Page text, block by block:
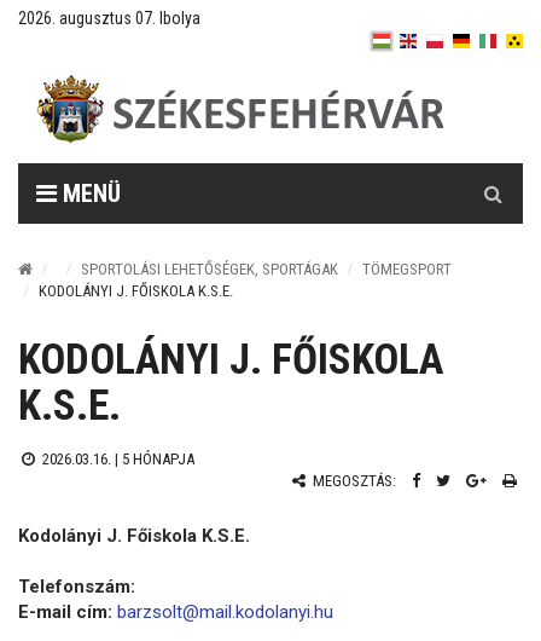
2026. augusztus 07. Ibolya
MENÜ
SPORTOLÁSI LEHETŐSÉGEK, SPORTÁGAK
TÖMEGSPORT
KODOLÁNYI J. FŐISKOLA K.S.E.
KODOLÁNYI J. FŐISKOLA
K.S.E.
2026.03.16. | 5 HÓNAPJA
MEGOSZTÁS:
Kodolányi J. Főiskola K.S.E.
Telefonszám:
E-mail cím: barzsolt@mail.kodolanyi.hu